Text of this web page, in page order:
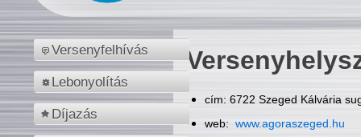
Versenyfelhívás
Lebonyolítás
Díjazás
cím: 6722 Szeged Kálvária
web: www.agoraszeged.hu